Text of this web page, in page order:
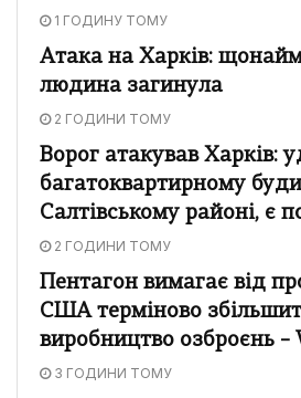
1 ГОДИНУ ТОМУ
Атака на Харків:
людина загинула
2 ГОДИНИ ТОМУ
Ворог атакував Харків:
багатоквартирному
Салтівському районі, є
2 ГОДИНИ ТОМУ
Пентагон вимагає від
США терміново
виробництво озброєнь –
3 ГОДИНИ ТОМУ